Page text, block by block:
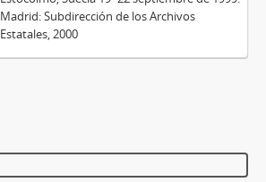
Madrid: Subdirección de los Archivos
Estatales, 2000